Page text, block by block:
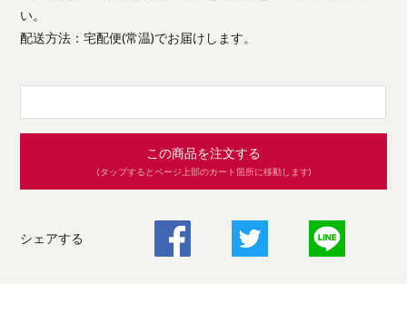
い。
配送方法：宅配便(常温)でお届けします。
この商品を注文する
(タップするとページ上部のカート箇所に移動します)
シェアする